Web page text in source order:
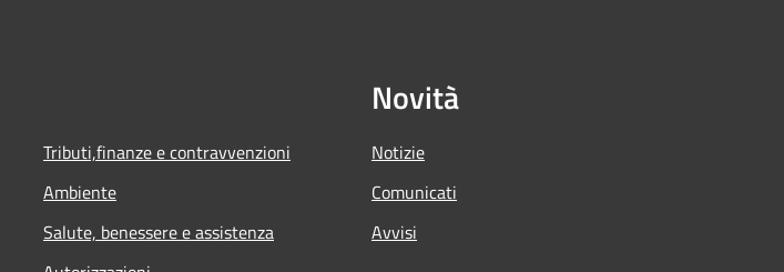
Tributi,finanze e contravvenzioni
Ambiente
Salute, benessere e assistenza
Novità
Notizie
Comunicati
Avvisi